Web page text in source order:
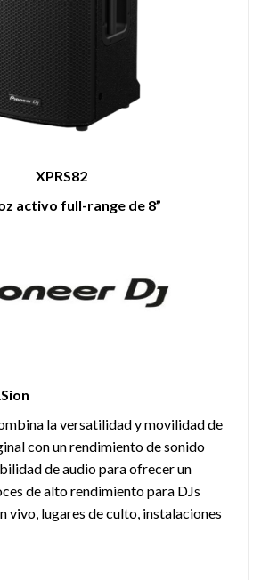
XPRS82
activo full-range de 8”
la versatilidad y movilidad de
con un rendimiento de sonido
de audio para ofrecer un
de alto rendimiento para DJs
vivo, lugares de culto, instalaciones